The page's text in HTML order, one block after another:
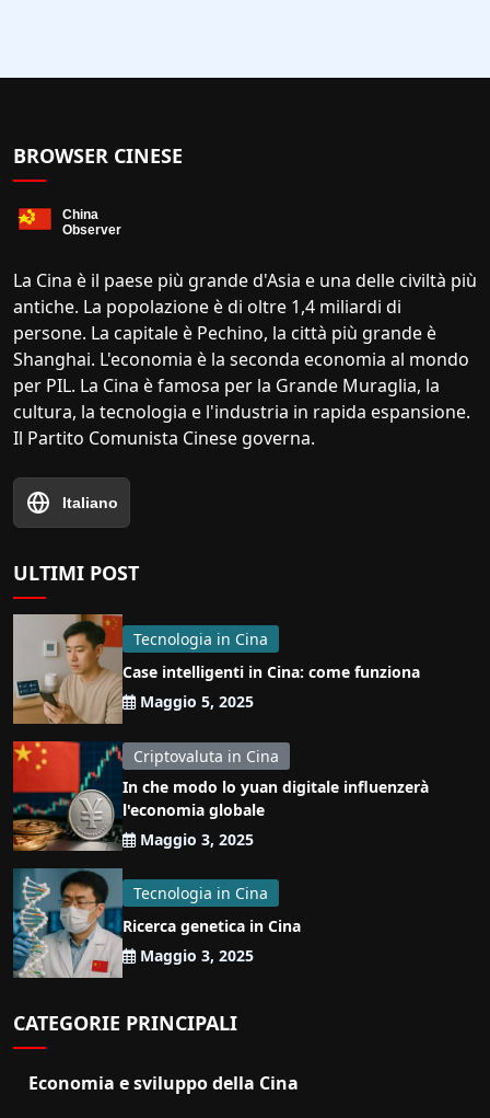
BROWSER CINESE
La Cina è il paese più grande d'Asia e una delle civiltà più
antiche. La popolazione è di oltre 1,4 miliardi di
persone. La capitale è Pechino, la città più grande è
Shanghai. L'economia è la seconda economia al mondo
per PIL. La Cina è famosa per la Grande Muraglia, la
cultura, la tecnologia e l'industria in rapida espansione.
Il Partito Comunista Cinese governa.
Italiano
ULTIMI POST
Tecnologia in Cina
Case intelligenti in Cina: come funziona
Maggio 5, 2025
Criptovaluta in Cina
In che modo lo yuan digitale influenzerà
l'economia globale
Maggio 3, 2025
Tecnologia in Cina
Ricerca genetica in Cina
Maggio 3, 2025
CATEGORIE PRINCIPALI
Economia e sviluppo della Cina